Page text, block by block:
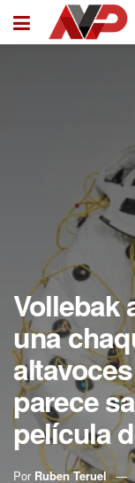
Vollebak
una
parece
película
Por Ruben Teruel